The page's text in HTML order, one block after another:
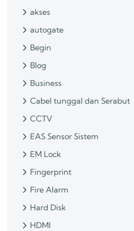
akses
autogate
Begin
Blog
Business
Cabel tunggal dan Serabut
CCTV
EAS Sensor Sistem
EM Lock
Fingerprint
Fire Alarm
Hard Disk
HDMI